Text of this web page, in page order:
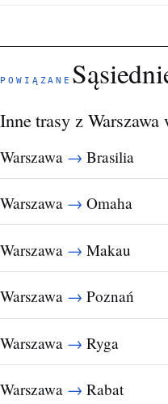
POWIĄZANE
Inne trasy z Warszawa
Warszawa → Brasilia
Warszawa → Omaha
Warszawa → Makau
Warszawa → Poznań
Warszawa → Ryga
Warszawa → Rabat